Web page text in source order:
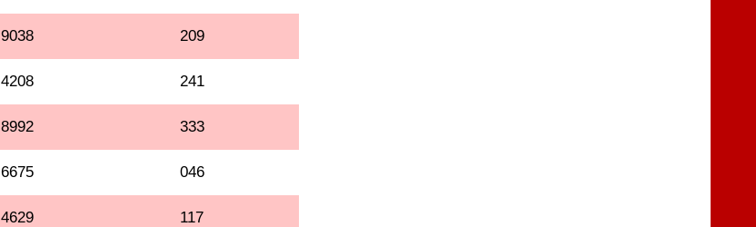
9038 209
4208 241
8992 333
6675 046
4629 117